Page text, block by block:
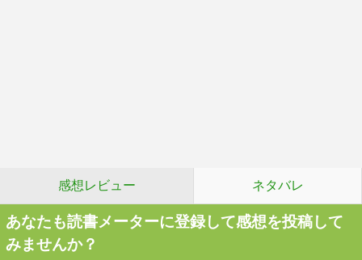
感想レビュー ネタバレ
あなたも読書メーターに登録して感想を投稿して
みませんか？